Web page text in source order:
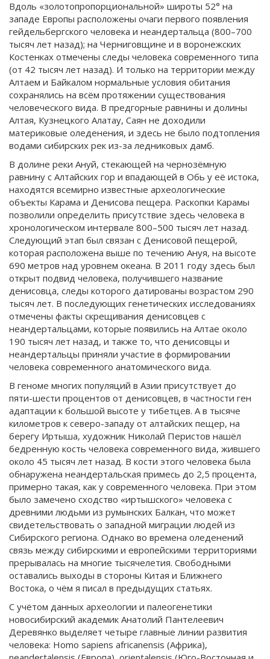
Вдоль «золотопропорциональной» широты 52° на
западе Европы расположены очаги первого появления
гейдельбергского человека и неандертальца (800–700
тысяч лет назад); на Черниговщине и в воронежских
Костенках отмечены следы человека современного типа
(от 42 тысяч лет назад). И только на территории между
Алтаем и Байкалом нормальные условия обитания
сохранялись на всём протяжении существования
человеческого вида. В предгорные равнины и долины
Алтая, Кузнецкого Алатау, Саян не доходили
материковые оледенения, и здесь не было подтопления
водами сибирских рек из-за ледниковых дамб.
В долине реки Ануй, стекающей на чернозёмную
равнину с Алтайских гор и впадающей в Обь у её истока,
находятся всемирно известные археологические
объекты Карама и Денисова пещера. Раскопки Карамы
позволили определить присутствие здесь человека в
хронологическом интервале 800–500 тысяч лет назад.
Следующий этап был связан с Денисовой пещерой,
которая расположена выше по течению Ануя, на высоте
690 метров над уровнем океана. В 2011 году здесь был
открыт подвид человека, получившего название
денисовца, следы которого датированы возрастом 290
тысяч лет. В последующих генетических исследованиях
отмечены факты скрещивания денисовцев с
неандертальцами, которые появились на Алтае около
190 тысяч лет назад, и также то, что денисовцы и
неандертальцы приняли участие в формировании
человека современного анатомического вида.
В геноме многих популяций в Азии присутствует до
пяти-шести процентов от денисовцев, в частности ген
адаптации к большой высоте у тибетцев. А в тысяче
километров к северо-западу от алтайских пещер, на
берегу Иртыша, художник Николай Перистов нашёл
бедренную кость человека современного вида, жившего
около 45 тысяч лет назад. В кости этого человека была
обнаружена неандертальская примесь до 2,5 процента,
примерно такая, как у современного человека. При этом
было замечено сходство «иртышского» человека с
древними людьми из румынских Балкан, что может
свидетельствовать о западной миграции людей из
Сибирского региона. Однако во времена оледенений
связь между сибирскими и европейскими территориями
прерывалась на многие тысячелетия. Свободными
оставались выходы в стороны Китая и Ближнего
Востока, о чём я писал в предыдущих статьях.
С учётом данных археологии и палеогенетики
новосибирский академик Анатолий Пантелеевич
Деревянко выделяет четыре главные линии развития
человека: Homo sapiens africanensis (Африка),